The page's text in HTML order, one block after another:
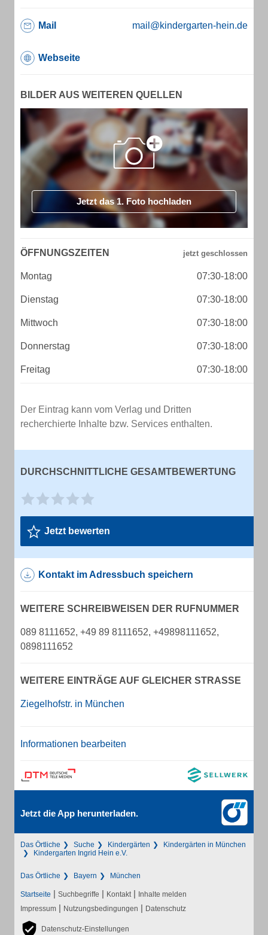
Mail mail@kindergarten-hein.de
Webseite
BILDER AUS WEITEREN QUELLEN
Jetzt das 1. Foto hochladen
ÖFFNUNGSZEITEN
Montag 07:30-18:00
Dienstag 07:30-18:00
Mittwoch 07:30-18:00
Donnerstag 07:30-18:00
Freitag 07:30-18:00
Der Eintrag kann vom Verlag und Dritten
recherchierte Inhalte bzw. Services enthalten.
DURCHSCHNITTLICHE GESAMTBEWERTUNG
Jetzt bewerten
Kontakt im Adressbuch speichern
WEITERE SCHREIBWEISEN DER RUFNUMMER
089 8111652, +49 89 8111652, +49898111652,
0898111652
WEITERE EINTRÄGE AUF GLEICHER STRASSE
Ziegelhofstr. in München
Informationen bearbeiten
Jetzt die App herunterladen.
Das Örtliche Suche Kindergärten
Kindergärten in München
Kindergarten Ingrid Hein e.V.
Das Örtliche Bayern München
Startseite | Suchbegriffe | Kontakt | Inhalte melden
Impressum | Nutzungsbedingungen | Datenschutz
Datenschutz-Einstellungen